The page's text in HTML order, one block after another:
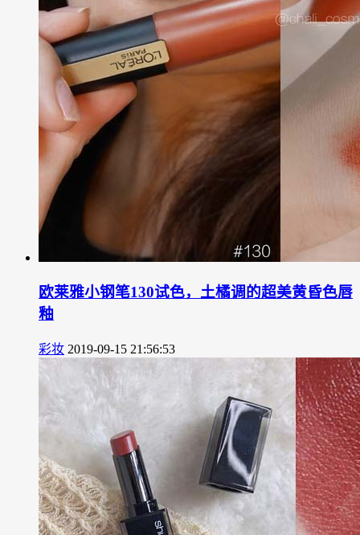
欧莱雅小钢笔130试色，土橘调的超美黄昏色唇
釉
彩妆 2019-09-15 21:56:53